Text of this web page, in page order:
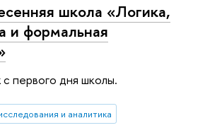
школа «Логика,
и формальная
первого дня школы.
и аналитика